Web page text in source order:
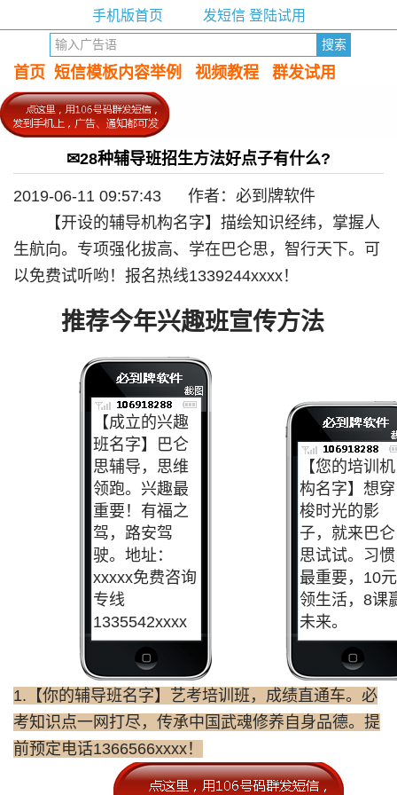
手机版首页 发短信 登陆试用
首页 短信模板内容举例 视频教程 群发试用
✉28种辅导班招生方法好点子有什么?
2019-06-11 09:57:43 作者：必到牌软件
【开设的辅导机构名字】描绘知识经纬，掌握人
生航向。专项强化拔高、学在巴仑思，智行天下。可
以免费试听哟！报名热线1339244xxxx！
推荐今年兴趣班宣传方法
【成立的兴趣
班名字】巴仑
思辅导，思维
领跑。兴趣最
重要！有福之
驾，路安驾
驶。地址：
xxxxx免费咨询
专线
1335542xxxx
【您的培训机
构名字】想穿
梭时光的影
子，就来巴仑
思试试。习惯
最重要，10元
领生活，8课
未来。
1.【你的辅导班名字】艺考培训班，成绩直通车。必
考知识点一网打尽，传承中国武魂修养自身品德。提
前预定电话1366566xxxx！